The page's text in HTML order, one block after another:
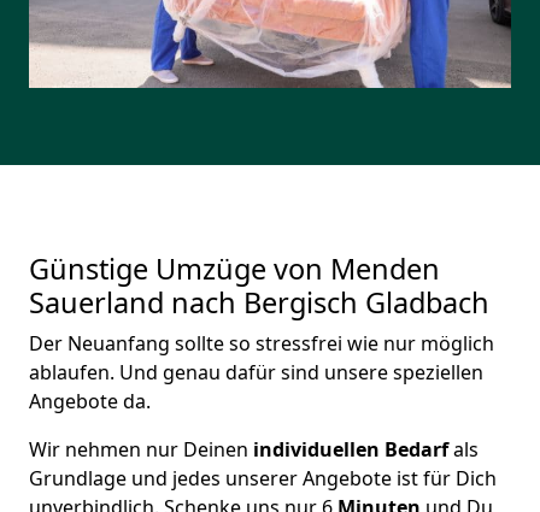
Günstige Umzüge von Menden
Sauerland nach Bergisch Gladbach
Der Neuanfang sollte so stressfrei wie nur möglich
ablaufen. Und genau dafür sind unsere speziellen
Angebote da.
Wir nehmen nur Deinen individuellen Bedarfals
Grundlage und jedes unserer Angebote ist für Dich